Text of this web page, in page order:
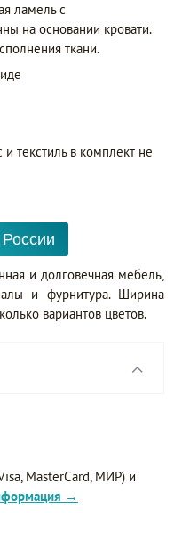
ламель с
на основании кровати.
ткани.
текстиль в комплект не
и долговечная мебель,
и фурнитура. Ширина
вариантов цветов.
MasterCard, МИР) и
→